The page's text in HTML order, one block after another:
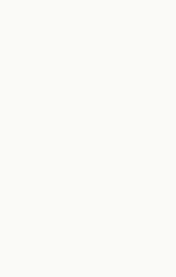
view/